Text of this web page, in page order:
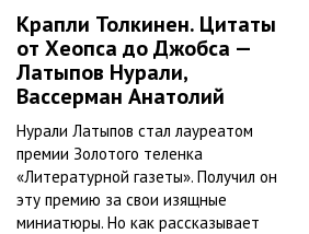
Крапли Толкинен. Цитаты
от Хеопса до Джобса —
Латыпов Нурали,
Вассерман Анатолий
Нурали Латыпов стал лауреатом
премии Золотого теленка
«Литературной газеты». Получил он
эту премию за свои изящные
миниатюры. Но как рассказывает